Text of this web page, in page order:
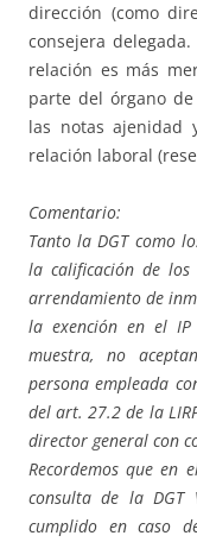
dirección (como
consejera
relación es más
parte del órgano
las notas ajenidad
relación laboral
Comentario:
Tanto la DGT como
la calificación de
arrendamiento de
la exención en el
muestra, no
persona empleada
del art. 27.2 de la
director general con
Recordemos que en
consulta de la DGT
cumplido en caso